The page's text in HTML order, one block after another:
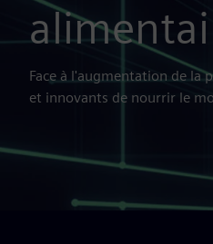
Face à l'augmentation de la
et innovants de nourrir le